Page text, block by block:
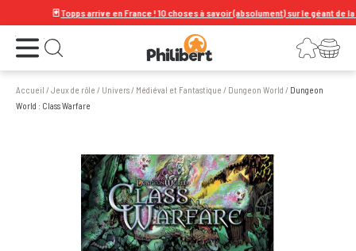
Topps arrive en France ! 10 choses à savoir (absolument) sur le géant de la
Ouvrir le menu Ouvrir la recherche Connexion
Votre panier
Accueil /Jeux de rôle / Univers/ Médiéval et Fantastique / Dungeon World / Dungeon
World : Class Warfare